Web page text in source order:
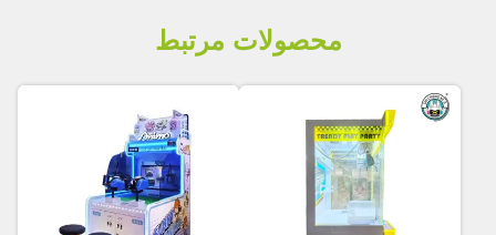
محصولات مرتبط